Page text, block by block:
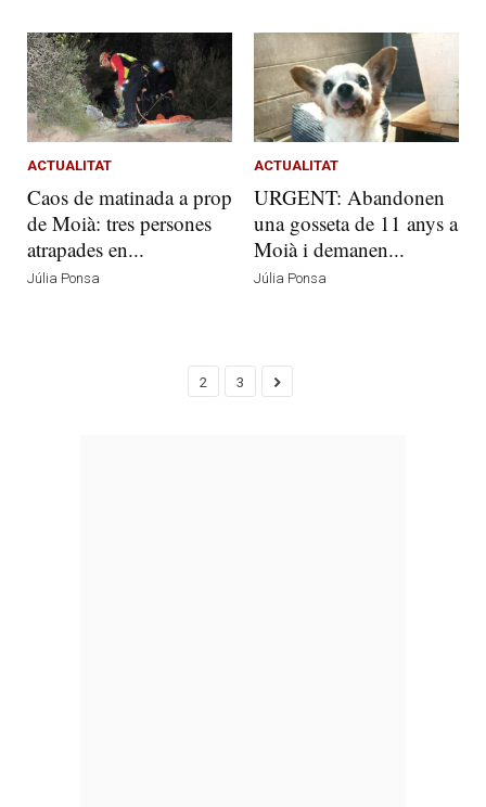
ACTUALITAT
Caos de matinada a prop
de Moià: tres persones
atrapades en...
Júlia Ponsa
ACTUALITAT
URGENT: Abandonen
una gosseta de 11 anys a
Moià i demanen...
Júlia Ponsa
2 3